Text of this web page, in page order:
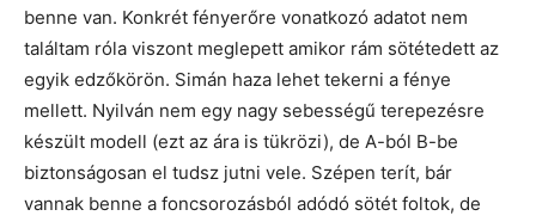
benne van. Konkrét fényerőre vonatkozó adatot nem
találtam róla viszont meglepett amikor rám sötétedett az
egyik edzőkörön. Simán haza lehet tekerni a fénye
mellett. Nyilván nem egy nagy sebességű terepezésre
készült modell (ezt az ára is tükrözi), de A-ból B-be
biztonságosan el tudsz jutni vele. Szépen terít, bár
vannak benne a foncsorozásból adódó sötét foltok, de